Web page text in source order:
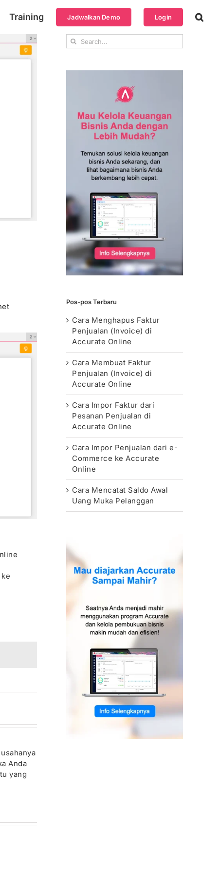
Training Jadwalkan Demo Login
Anda
yang
Search
for:
Pos-pos Terbaru
Cara Menghapus Faktur
Penjualan (Invoice) di
Accurate Online
Cara Membuat Faktur
Penjualan (Invoice) di
Accurate Online
Cara Impor Faktur dari
Pesanan Penjualan di
Accurate Online
Cara Impor Penjualan dari e-
Commerce ke Accurate
Online
Cara Mencatat Saldo Awal
Uang Muka Pelanggan